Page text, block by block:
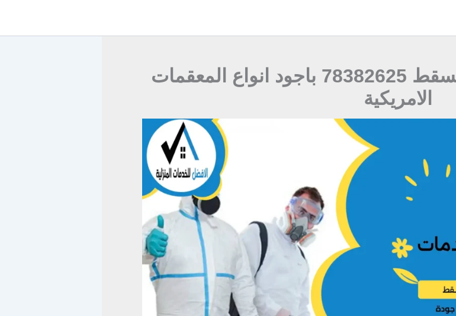
شركة تعقيم منازل في مسقط 78382625 باجود انواع المعقمات
الامريكية